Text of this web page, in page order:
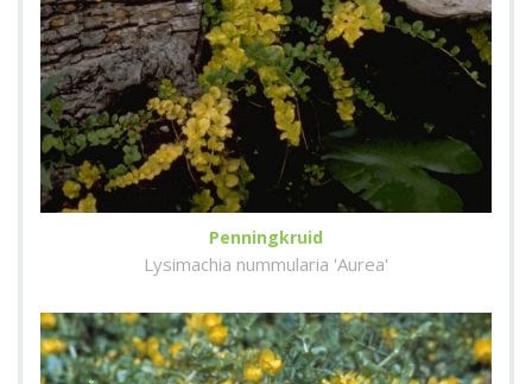
Penningkruid
Lysimachia nummularia 'Aurea'